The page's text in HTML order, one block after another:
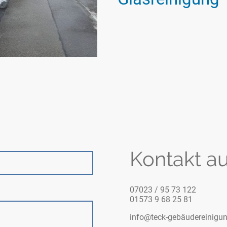
Kontakt
07023 / 95 73 122
01573 9 68 25 81
info@teck-